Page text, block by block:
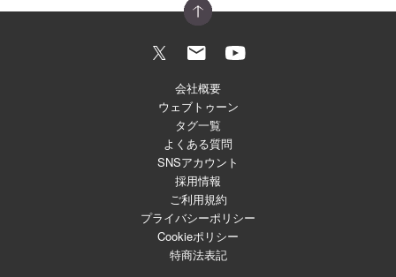
会社概要
ウェブトゥーン
タグ一覧
よくある質問
SNSアカウント
採用情報
ご利用規約
プライバシーポリシー
Cookieポリシー
特商法表記